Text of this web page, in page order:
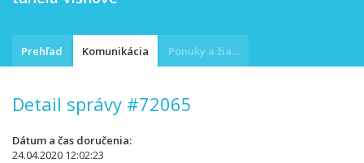
Prehľad Komunikácia Ponuky a žiadosti
Detail správy #72065
Dátum a čas doručenia
24.04.2020 12:02:23